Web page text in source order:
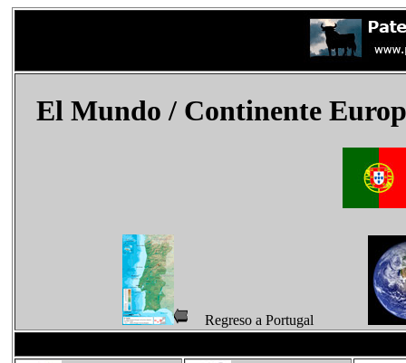
El Mundo/ Continente
Regreso a Portugal